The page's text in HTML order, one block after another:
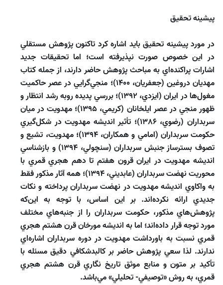
پيشينه تحقيق
در مورد پيشينه تحقيق بايد اشاره كرد تاكنون پژوهش مستقلي
در اين خصوص صورت نپذيرفته است؛ اما تحقيقات جديد
اشارات پراكنده‌‌اي به مباحث پژوهش حاضر دارند، از جمله كتاب
مهديان دروغين (جعفريان، 1400)؛ منجي‌‌گرايي در عصر حاكميت
مغول‌‌ها در ايران (ايزدي، 1392)؛ بررسي پديده روبه رشد انتظار و
ظهور منجي در عصر ايلخانان (كريمي، 1395)؛ مهدويت در ميان
سربداران (رضوي، 1386)؛ تأثير انديشه مهدويت در شكل‌‌گيري
حكومت سربداران (امامي و همكاران، 1394)؛ مهدويت، تشيع و
تصوف بسترساز جنبش سربداران (سنچولي، 1394) و بازشناسي
انديشه مهدويت در ايران قرون هفتم تا دهم هجري قمري با
محوريت نهضت سربداران (عابديني، 1394)؛ همه آثار مذكور فقط
به واكاوي انديشه مهدويت در نهضت سربداران پرداخته و نكات
جديدي ارائه نكرده‌اند. بر اين اساس، با توجه به اين‌كه
پژوهش‌‌هاي مذكور، حكومت سربداران را از جنبه‌‌هاي مختلف
مورد توجه قرار داده‌‌اند؛ اما به انديشه مورخان قرن هشتم هجري
قمري نسبت به باورداشت مهدويت در دوره سربداران اشاره‌اي
ندارند. لذا سعي پژوهش حاضر بر كالبدشكافي دقيق مسئله با
تأكيد بر متون و منابع موثق تاريخ نگاري قرن هشتم هجري
قمري، به روش «توصيفي- تحليلي» مي‌‌باشد.